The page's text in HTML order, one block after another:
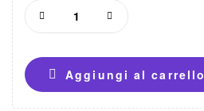
Aggiungi al carrello